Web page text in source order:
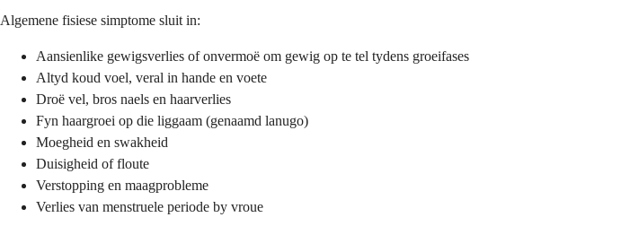
Algemene fisiese simptome sluit in:
Aansienlike gewigsverlies of onvermoë om gewig op te tel tydens groeifases
Altyd koud voel, veral in hande en voete
Droë vel, bros naels en haarverlies
Fyn haargroei op die liggaam (genaamd lanugo)
Moegheid en swakheid
Duisigheid of floute
Verstopping en maagprobleme
Verlies van menstruele periode by vroue